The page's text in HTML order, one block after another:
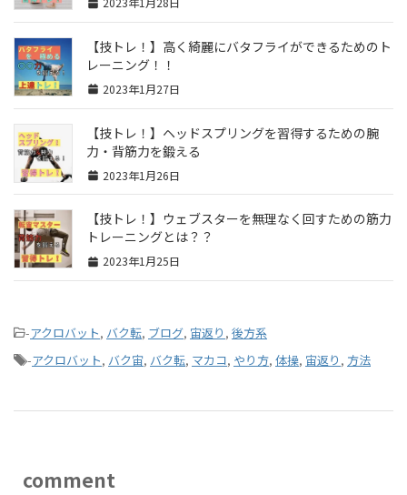
【技トレ！】高く綺麗にバタフライができるためのト
レーニング！！
2023年1月27日
【技トレ！】ヘッドスプリングを習得するための腕
力・背筋力を鍛える
2023年1月26日
【技トレ！】ウェブスターを無理なく回すための筋力
トレーニングとは？？
2023年1月25日
-アクロバット, バク転, ブログ, 宙返り , 後方系
-アクロバット, バク宙, バク転, マカコ, やり方, 体操, 宙返り , 方法
comment